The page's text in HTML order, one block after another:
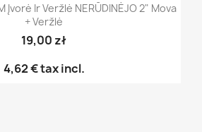
Įvorė Ir Veržlė NERŪDINĖJO 2" Mova
+ Veržlė
19,00 zł
4,62 €tax incl.